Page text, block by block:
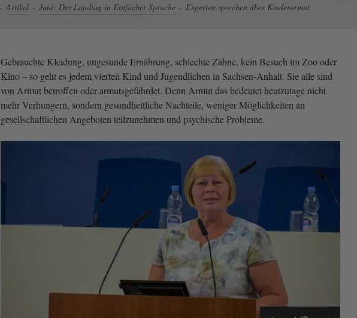
Artikel Juni: Der Landtag in Einfacher Sprache Experten sprechen über Kinderarmut
Gebrauchte Kleidung, ungesunde Ernährung, schlechte Zähne, kein Besuch im Zoo oder
Kino – so geht es jedem vierten Kind und Jugendlichen in Sachsen-Anhalt. Sie alle sind
von Armut betroffen oder armutsgefährdet. Denn Armut das bedeutet heutzutage nicht
mehr Verhungern, sondern gesundheitliche Nachteile, weniger Möglichkeiten an
gesellschaftlichen Angeboten teilzunehmen und psychische Probleme.